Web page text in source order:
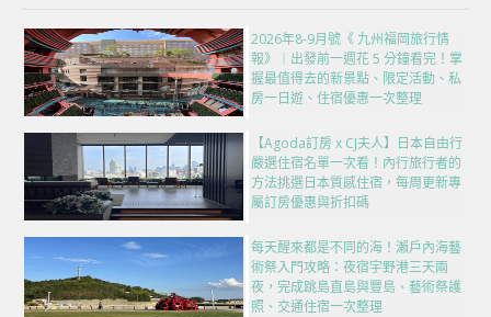
2026年8-9月號《 九州福岡旅行情
報》｜出發前一週花 5 分鐘看完！掌
握最值得去的新景點、限定活動、私
房一日遊、住宿優惠一次整理
【Agoda訂房 x CJ夫人】日本自由行
嚴選住宿名單一次看！內行旅行者的
方法挑選日本質感住宿，每周更新專
屬訂房優惠與折扣碼
每天醒來都是不同的海！瀨戶內海藝
術祭入門攻略：夜宿宇野港三天兩
夜，完成跳島直島與豐島、藝術祭護
照、交通住宿一次整理